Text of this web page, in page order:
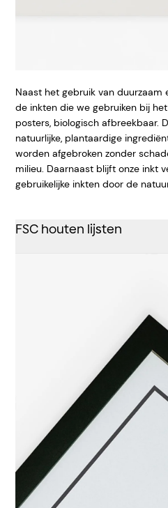
Naast het gebruik van duurzaam
de inkten die we gebruiken bij
posters, biologisch afbreekbaar.
natuurlijke, plantaardige
worden afgebroken zonder
milieu. Daarnaast blijft onze inkt
gebruikelijke inkten door de
FSC houten lijsten